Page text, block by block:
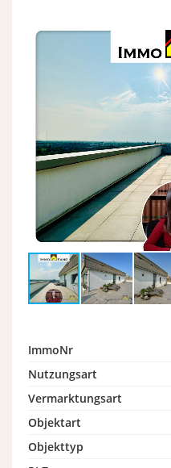
ImmoNr
Nutzungsart
Vermarktungsart
Objektart
Objekttyp